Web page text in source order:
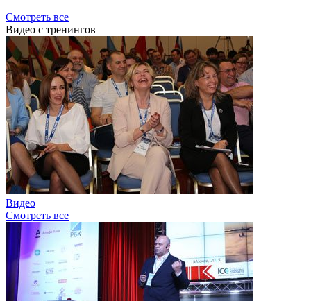
Смотреть все
Видео с тренингов
Видео
Смотреть все